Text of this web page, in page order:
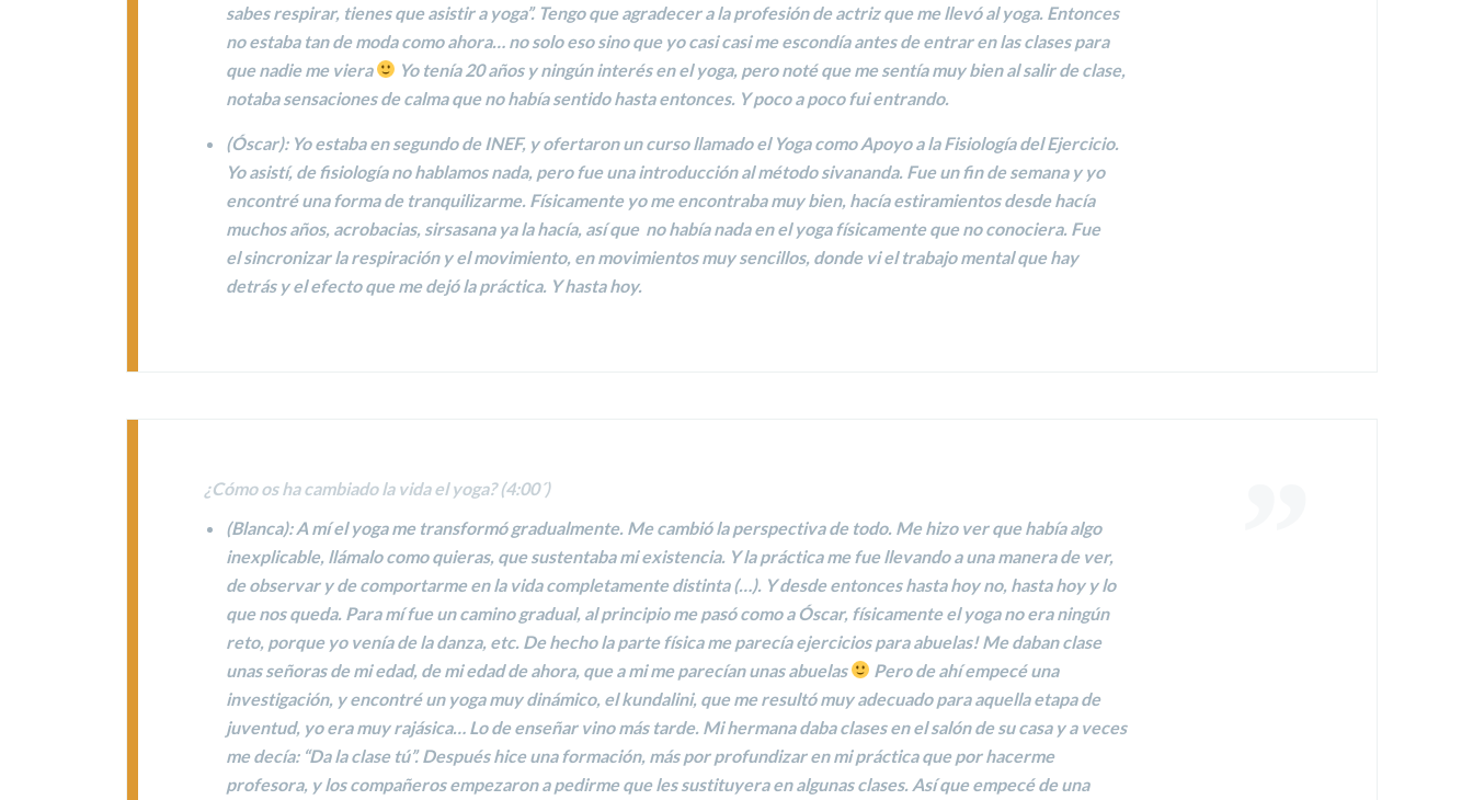
sabes respirar, tienes que asistir a yoga”. Tengo que agradecer a laprofesión de actrizque me llevó al yoga. Entonces
no estaba tan de moda como ahora… no solo eso sino que yo casi casi me escondía antes de entrar en las clases para
que nadie me viera
Yo tenía 20 años y ningún interés en el yoga, pero noté que me sentía muy bien al salir de clase,
notaba sensaciones de calma que no había sentido hasta entonces. Y poco a poco fui entrando.
(Óscar): Yo estaba en segundo de INEF, y ofertaron un curso llamado el Yoga como Apoyo a la Fisiología del Ejercicio.
Yo asistí, de fisiología no hablamos nada, pero fue una introducción almétodo sivananda. Fue un fin de semana y yo
encontréuna forma de tranquilizarme. Físicamente yo me encontraba muy bien, hacía estiramientos desde hacía
muchos años, acrobacias, sirsasana ya la hacía, así que no había nada en el yoga físicamente que no conociera. Fue
elsincronizar la respiración y el movimiento, en movimientos muy sencillos, donde vi el trabajo mental que hay
detrás y el efecto que me dejó la práctica. Y hasta hoy.
¿Cómo os ha cambiado la vida el yoga? (4:00´)
(Blanca): A mí el yoga me transformó gradualmente. Me cambió la perspectiva de todo. Me hizo ver que habíaalgo
inexplicable, llámalo como quieras, que sustentaba mi existencia. Y la práctica me fue llevando a una manera de ver,
de observar y de comportarme en la vida completamente distinta (…). Y desde entonces hasta hoy no, hasta hoy y lo
que nos queda. Para mí fue un camino gradual, al principio me pasó como a Óscar, físicamente el yoga no era ningún
reto, porque yo venía de la danza, etc. De hecho la parte física me parecía ejercicios para abuelas! Me daban clase
unas señoras de mi edad, de mi edad de ahora, que a mi me parecían unas abuelas
Pero de ahí empecé una
investigación, y encontré un yoga muy dinámico, elkundalini, que me resultó muy adecuado para aquella etapa de
juventud, yo era muy rajásica… Lo de enseñar vino más tarde. Mi hermana daba clases en el salón de su casa y a veces
me decía: “Da la clase tú”. Después hice una formación, más por profundizar en mi práctica que por hacerme
profesora, y los compañeros empezaron a pedirme que les sustituyera en algunas clases. Así que empecé de una